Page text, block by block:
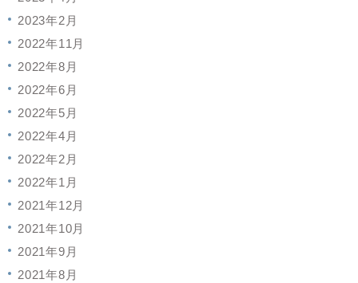
2023年2月
2022年11月
2022年8月
2022年6月
2022年5月
2022年4月
2022年2月
2022年1月
2021年12月
2021年10月
2021年9月
2021年8月